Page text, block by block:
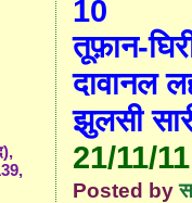
10
तूफ़ान-
दावानल
झुलसी
21/11/11
Posted by